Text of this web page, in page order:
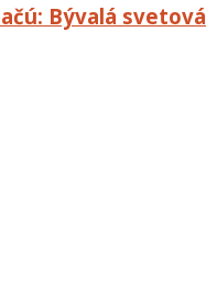
Bývalá svetová